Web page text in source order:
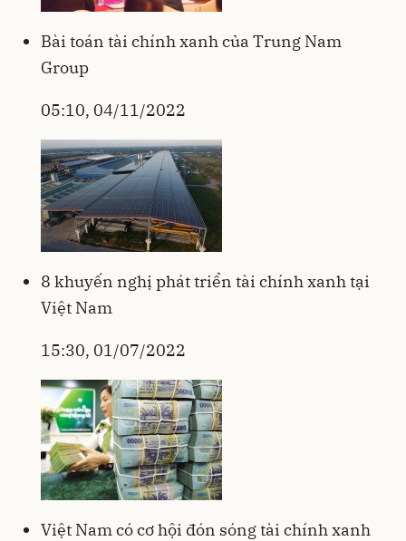
Bài toán tài chính xanh của Trung Nam
Group
05:10, 04/11/2022
8 khuyến nghị phát triển tài chính xanh tại
Việt Nam
15:30, 01/07/2022
Việt Nam có cơ hội đón sóng tài chính xanh